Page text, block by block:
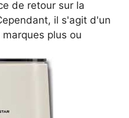
de retour sur la
il s'agit d'un
plus ou